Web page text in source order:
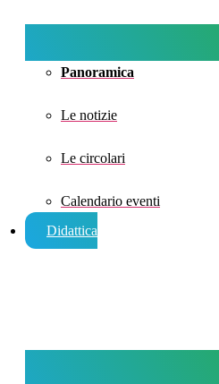
Panoramica
Le notizie
Le circolari
Calendario eventi
Didattica